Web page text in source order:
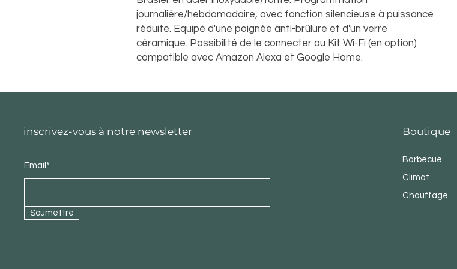
journalière/hebdomadaire, avec fonction silencieuse à puissance
réduite. Equipé d'une poignée anti-brûlure et d'un verre
céramique. Possibilité de le connecter au Kit Wi-Fi (en option)
compatible avec Amazon Alexa et Google Home.
inscrivez-vous à notre newsletter
Email*
Soumettre
Boutique
Barbecue
Climat
Chauffage